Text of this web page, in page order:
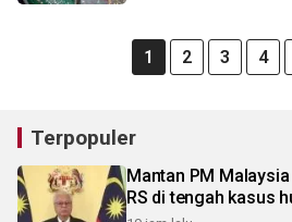
1 2 3 4
Terpopuler
Mantan PM
RS di tengah kasus